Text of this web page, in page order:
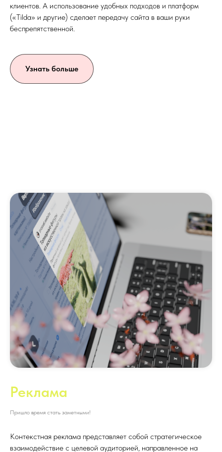
клиентов. А использование удобных подходов и платформ
(«Tilda» и другие) сделает передачу сайта в ваши руки
беспрепятственной.
Узнать больше
Реклама
Пришло время стать заметными!
Контекстная реклама представляет собой стратегическое
взаимодействие с целевой аудиторией, направленное на